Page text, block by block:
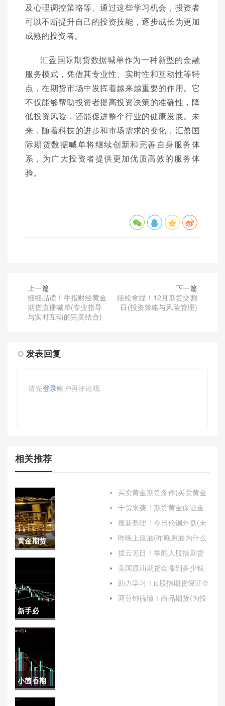
及心理调控策略等。通过这些学习机会，投资者
可以不断提升自己的投资技能，逐步成长为更加
成熟的投资者。
汇盈国际期货数据喊单作为一种新型的金融
服务模式，凭借其专业性、实时性和互动性等特
点，在期货市场中发挥着越来越重要的作用。它
不仅能够帮助投资者提高投资决策的准确性，降
低投资风险，还能促进整个行业的健康发展。未
来，随着科技的进步和市场需求的变化，汇盈国
际期货数据喊单将继续创新和完善自身服务体
系，为广大投资者提供更加优质高效的服务体
验。
上一篇
细细品读！牛指财经黄金
期货直播喊单(专业指导
与实时互动的完美结合)
下一篇
轻松拿捏！12月期货交割
日(投资策略与风险管理)
发表回复
请先登录账户再评论哦
相关推荐
黄金期货
交易所收
货交易所
收费标准
新手必
备！美天
然气期货
开户查询
（为投资
小茴香期
货(小茴香
买卖黄金期货条件(买卖黄金
期货条件是什么)
干货来袭！期货黄金保证金
保证金(为投资者提供一份详
尽的指南)
最新整理！今日伦铜外盘(未
来市场趋势预测)
昨晚上原油(昨晚原油为什么
拨云见日！掌舵人股指期货
喊单(市场脉搏的精准把控)
美国原油期货会涨到多少钱
(美国原油期货会涨到多少钱
啊)
助力学习！ic股指期货保证金
（根据自身的风险承受能力
和投资目标）
两分钟搞懂！商品期货(为投